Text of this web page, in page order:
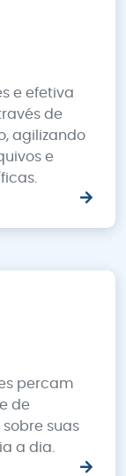
e efetiva
de
agilizando
e
percam
de
suas
a dia.